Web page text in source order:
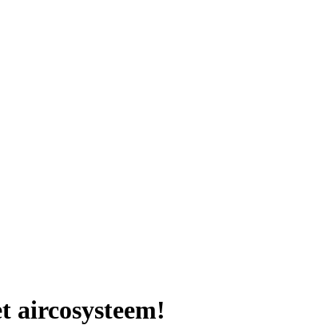
aircosysteem!